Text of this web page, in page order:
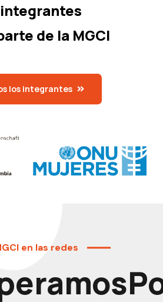
integrantes
de la MGCI
los integrantes
en las redes